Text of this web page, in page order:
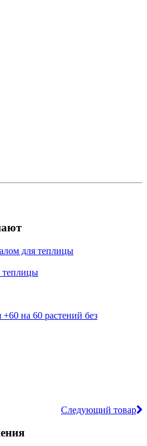
для теплицы
теплицы
на 60 растений без
Следующий товар